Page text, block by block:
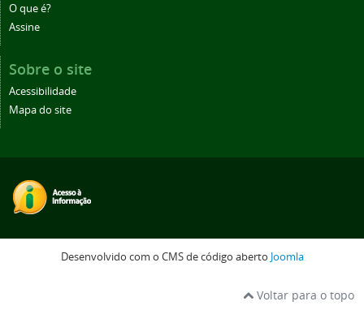
O que é?
Assine
Sobre o site
Acessibilidade
Mapa do site
Desenvolvido com o CMS de código aberto Joomla
Voltar para o topo